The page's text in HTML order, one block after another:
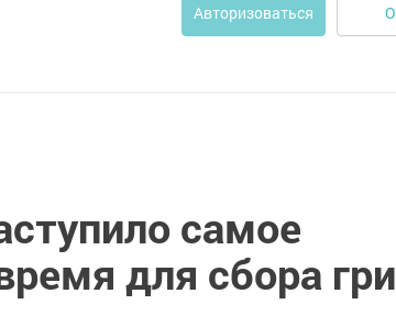
Авторизоваться
самое
для сбора